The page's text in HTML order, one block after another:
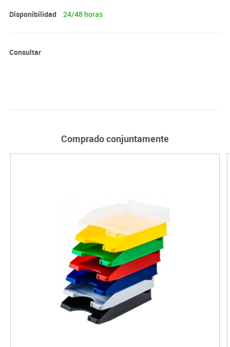
Disponibilidad
24/48 horas
Consultar
Comprado conjuntamente